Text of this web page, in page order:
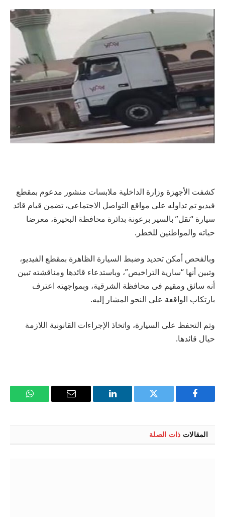
كشفت الأجهزة وزارة الداخلية ملابسات منشور مدعوم بمقطع
فيديو تم تداوله على مواقع التواصل الاجتماعى، تضمن قيام قائد
سيارة “نقل” بالسير برعونة بدائرة محافظة البحيرة، معرضا
حياته والمواطنين للخطر.
وبالفحص أمكن تحديد وضبط السيارة الظاهرة بمقطع الفيديو،
وتبين أنها “سارية التراخيص”، وباستدعاء قائدها ومناقشته تبين
أنه سائق ومقيم فى محافظة الشرقية، وبمواجهته اعترف
بارتكاب الواقعة على النحو المشار إليه.
وتم التحفظ على السيارة، واتخاذ الإجراءات القانونية اللازمة
حيال قائدها.
فيسبوك تويتر لينكدإن
البريد
واتساب
المقالات ذات الصلة